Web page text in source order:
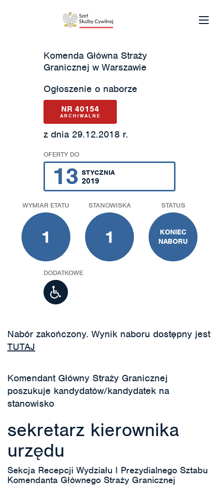
Komenda Główna Straży
Granicznej w Warszawie
Ogłoszenie o naborze
NR 40154
ARCHIWALNE
z dnia 29.12.2018 r.
OFERTY DO
13 STYCZNIA
2019
WYMIAR ETATU
1
STANOWISKA
1
STATUS
KONIEC
NABORU
DODATKOWE
Nabór zakończony. Wynik naboru dostępny jest
TUTAJ
Komendant Główny Straży Granicznej
poszukuje kandydatów/kandydatek na
stanowisko
sekretarz kierownika
urzędu
Sekcja Recepcji Wydziału I Prezydialnego Sztabu
Komendanta Głównego Straży Granicznej